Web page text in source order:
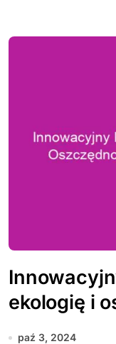
ekologię i
paź 3, 2024